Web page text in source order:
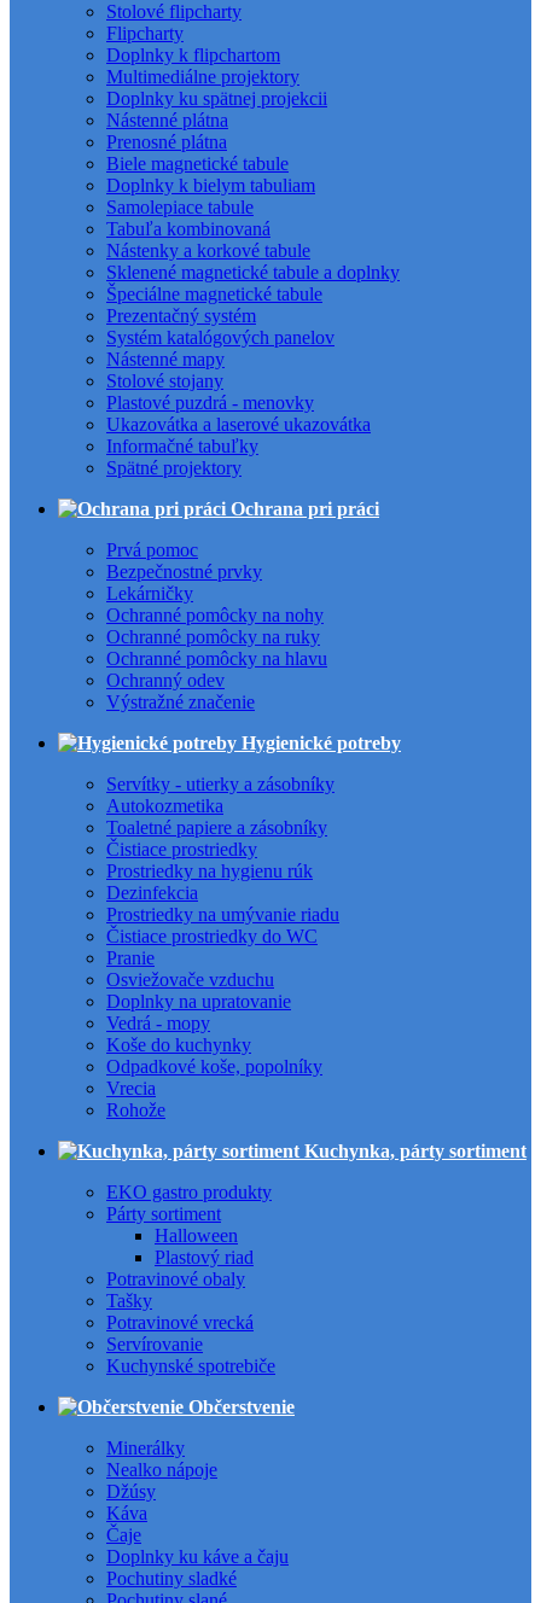
Stolové flipcharty
Flipcharty
Doplnky k flipchartom
Multimediálne projektory
Doplnky ku spätnej projekcii
Nástenné plátna
Prenosné plátna
Biele magnetické tabule
Doplnky k bielym tabuliam
Samolepiace tabule
Tabuľa kombinovaná
Nástenky a korkové tabule
Sklenené magnetické tabule a doplnky
Špeciálne magnetické tabule
Prezentačný systém
Systém katalógových panelov
Nástenné mapy
Stolové stojany
Plastové puzdrá - menovky
Ukazovátka a laserové ukazovátka
Informačné tabuľky
Spätné projektory
Ochrana pri práci
Prvá pomoc
Bezpečnostné prvky
Lekárničky
Ochranné pomôcky na nohy
Ochranné pomôcky na ruky
Ochranné pomôcky na hlavu
Ochranný odev
Výstražné značenie
Hygienické potreby
Servítky - utierky a zásobníky
Autokozmetika
Toaletné papiere a zásobníky
Čistiace prostriedky
Prostriedky na hygienu rúk
Dezinfekcia
Prostriedky na umývanie riadu
Čistiace prostriedky do WC
Pranie
Osviežovače vzduchu
Doplnky na upratovanie
Vedrá - mopy
Koše do kuchynky
Odpadkové koše, popolníky
Vrecia
Rohože
Kuchynka, párty sortiment
EKO gastro produkty
Párty sortiment
Halloween
Plastový riad
Potravinové obaly
Tašky
Potravinové vrecká
Servírovanie
Kuchynské spotrebiče
Občerstvenie
Minerálky
Nealko nápoje
Džúsy
Káva
Čaje
Doplnky ku káve a čaju
Pochutiny sladké